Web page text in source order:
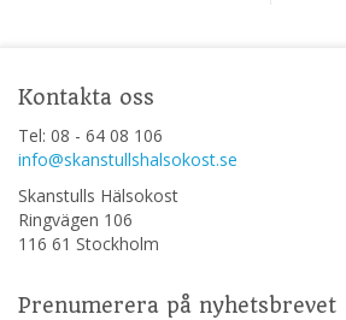
Kontakta oss
Tel: 08 - 64 08 106
info@skanstullshalsokost.se
Skanstulls Hälsokost
Ringvägen 106
116 61 Stockholm
Prenumerera på nyhetsbrevet